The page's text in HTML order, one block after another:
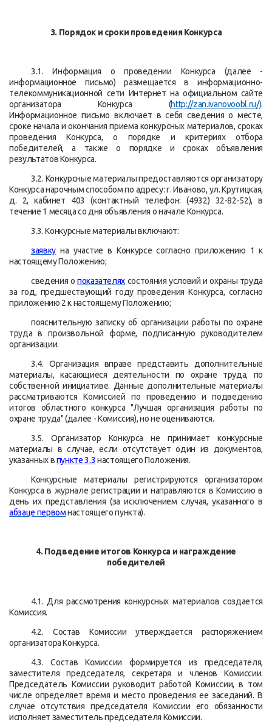
3. Порядок и сроки проведения Конкурса
3.1. Информация о проведении Конкурса (далее -
информационное письмо) размещается в информационно-
телекоммуникационной сети Интернет на официальном сайте
организатора Конкурса (http://zan.ivanovoobl.ru/).
Информационное письмо включает в себя сведения о месте,
сроке начала и окончания приема конкурсных материалов, сроках
проведения Конкурса, о порядке и критериях отбора
победителей, а также о порядке и сроках объявления
результатов Конкурса.
3.2. Конкурсные материалы предоставляются организатору
Конкурса нарочным способом по адресу: г. Иваново, ул. Крутицкая,
д. 2, кабинет 403 (контактный телефон: (4932) 32-82-52), в
течение 1 месяца со дня объявления о начале Конкурса.
3.3. Конкурсные материалы включают:
заявкуна участие в Конкурсе согласно приложению 1 к
настоящему Положению;
сведения о показателях состояния условий и охраны труда
за год, предшествующий году проведения Конкурса, согласно
приложению 2 к настоящему Положению;
пояснительную записку об организации работы по охране
труда в произвольной форме, подписанную руководителем
организации.
3.4. Организация вправе представить дополнительные
материалы, касающиеся деятельности по охране труда, по
собственной инициативе. Данные дополнительные материалы
рассматриваются Комиссией по проведению и подведению
итогов областного конкурса "Лучшая организация работы по
охране труда" (далее - Комиссия), но не оцениваются.
3.5. Организатор Конкурса не принимает конкурсные
материалы в случае, если отсутствует один из документов,
указанных впункте 3.3 настоящего Положения.
Конкурсные материалы регистрируются организатором
Конкурса в журнале регистрации и направляются в Комиссию в
день их представления (за исключением случая, указанного в
абзаце первомнастоящего пункта).
4. Подведение итогов Конкурса и награждение
победителей
4.1. Для рассмотрения конкурсных материалов создается
Комиссия.
4.2. Состав Комиссии утверждается распоряжением
организатора Конкурса.
4.3. Состав Комиссии формируется из председателя,
заместителя председателя, секретаря и членов Комиссии.
Председатель Комиссии руководит работой Комиссии, в том
числе определяет время и место проведения ее заседаний. В
случае отсутствия председателя Комиссии его обязанности
исполняет заместитель председателя Комиссии.